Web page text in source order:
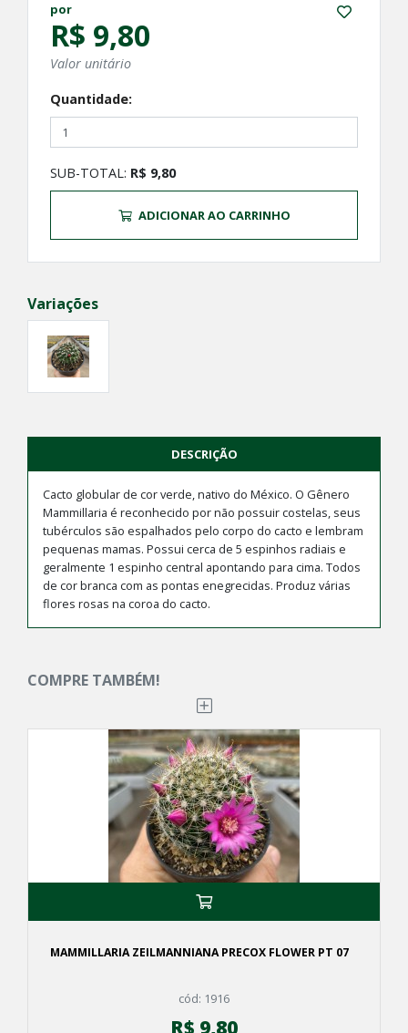
por
R$ 9,80
Valor unitário
Quantidade:
SUB-TOTAL: R$ 9,80
ADICIONAR AO CARRINHO
Variações
DESCRIÇÃO
Cacto globular de cor verde, nativo do México. O Gênero
Mammillaria é reconhecido por não possuir costelas, seus
tubérculos são espalhados pelo corpo do cacto e lembram
pequenas mamas. Possui cerca de 5 espinhos radiais e
geralmente 1 espinho central apontando para cima. Todos
de cor branca com as pontas enegrecidas. Produz várias
flores rosas na coroa do cacto.
COMPRE TAMBÉM!
MAMMILLARIA ZEILMANNIANA PRECOX FLOWER PT 07
cód: 1916
R$ 9,80